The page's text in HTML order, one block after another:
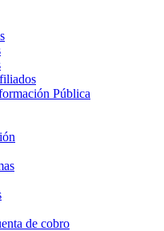
Pública
de cobro